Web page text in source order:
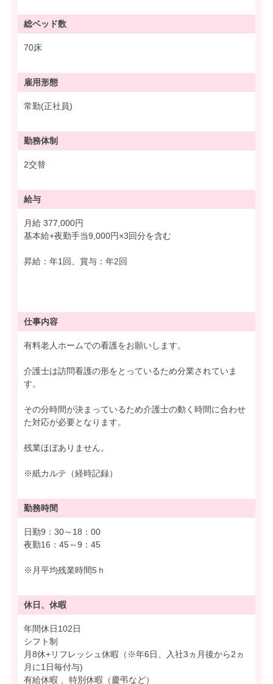
総ベッド数
70床
雇用形態
常勤(正社員)
勤務体制
2交替
給与
月給 377,000円
基本給+夜勤手当9,000円×3回分を含む
昇給：年1回、賞与：年2回
仕事内容
有料老人ホームでの看護をお願いします。
介護士は訪問看護の形をとっているため分業されていま
す。
その分時間が決まっているため介護士の動く時間に合わせ
た対応が必要となります。
残業ほぼありません。
※紙カルテ（経時記録）
勤務時間
日勤9：30～18：00
夜勤16：45～9：45
※月平均残業時間5ｈ
休日、休暇
年間休日102日
シフト制
月8休+リフレッシュ休暇（※年6日、入社3ヵ月後から2ヵ
月に1日毎付与)
有給休暇 、特別休暇（慶弔など）